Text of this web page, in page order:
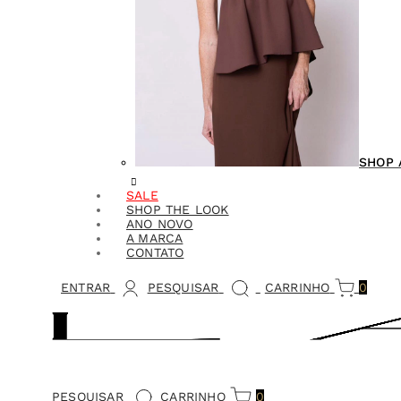
SHOP
SALE
SHOP THE LOOK
ANO NOVO
A MARCA
CONTATO
ENTRAR PESQUISAR CARRINHO 0
PESQUISAR CARRINHO 0